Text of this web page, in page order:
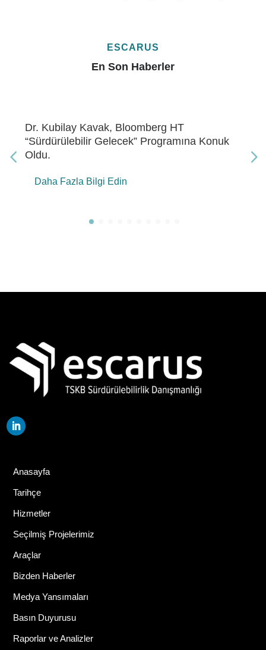
ESCARUS
En Son Haberler
Dr. Kubilay Kavak, Bloomberg HT “Gelecek
Enerji” Programına Konuk Oldu
Anasayfa
Tarihçe
Hizmetler
Seçilmiş Projelerimiz
Araçlar
Bizden Haberler
Medya Yansımaları
Basın Duyurusu
Raporlar ve Analizler